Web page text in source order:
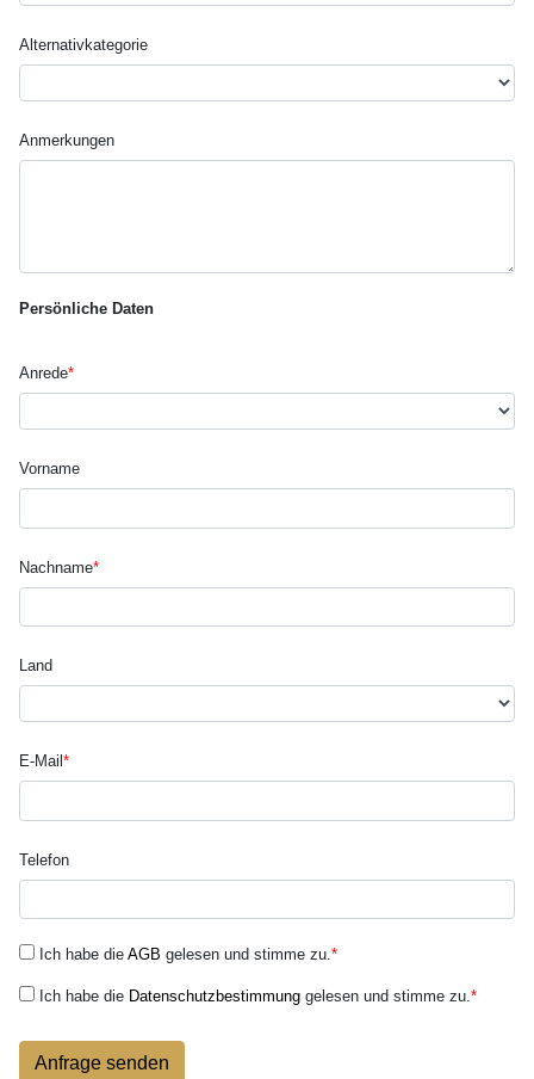
Alternativ­kategorie
Anmerkungen
Persönliche Daten
Anrede*
Vorname
Nachname*
Land
E-Mail *
Telefon
Ich habe die AGB gelesen und stimme zu.*
Ich habe die Datenschutzbestimmung gelesen und stimme zu.*
Anfrage senden